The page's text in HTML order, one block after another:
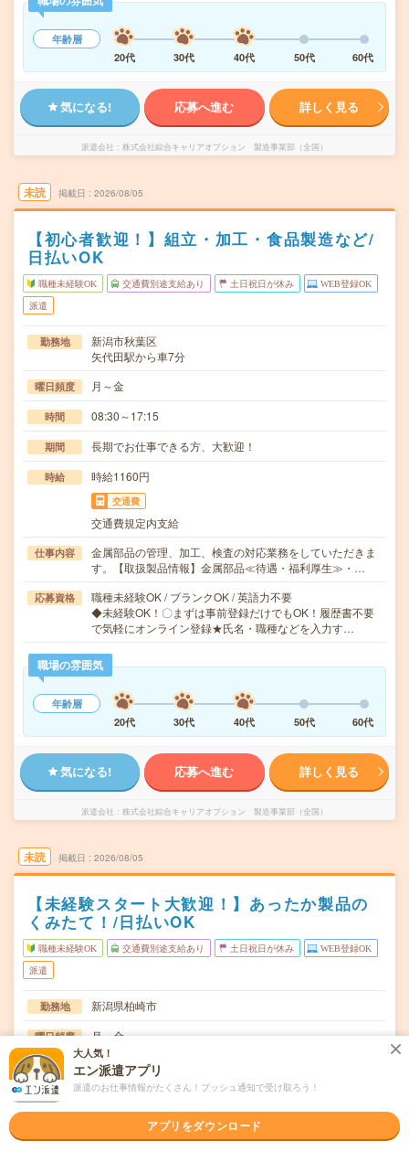
年齢層
20代
30代 40代 50代 60代
気になる! 応募へ進む 詳しく見る
派遣会社 株式会社綜合キャリアオプション 製造事業部（全国）
未読 掲載日 2026/08/05
【初心者歓迎！】組立・加工・食品製造など/
日払いOK
職種未経験OK 交通費別途支給あり 土日祝日が休み WEB登録OK
派遣
勤務地
新潟市秋葉区
矢代田駅から車7分
曜日頻度 月～金
時間 08:30～17:15
期間 長期でお仕事できる方、大歓迎！
時給 時給1160円
交通費
交通費規定内支給
仕事内容
金属部品の管理、加工、検査の対応業務をしていただきま
す。【取扱製品情報】金属部品≪待遇・福利厚生≫・…
応募資格
職種未経験OK / ブランクOK / 英語力不要
◆未経験OK！〇まずは事前登録だけでもOK！履歴書不要
で気軽にオンライン登録★氏名・職種などを入力す…
職場の雰囲気
年齢層
20代
30代 40代 50代 60代
気になる! 応募へ進む 詳しく見る
派遣会社 株式会社綜合キャリアオプション 製造事業部（全国）
未読 掲載日 2026/08/05
【未経験スタート大歓迎！】あったか製品の
くみたて！/日払いOK
職種未経験OK 交通費別途支給あり 土日祝日が休み WEB登録OK
派遣
勤務地 新潟県柏崎市
曜日頻度 月～金
時間 08:10～17:10
期間 長期でお仕事できる方、大歓迎！
時給1170円
大人気！
エン派遣アプリ
派遣のお仕事情報がたくさん！プッシュ通知で受け取ろう！
アプリをダウンロード